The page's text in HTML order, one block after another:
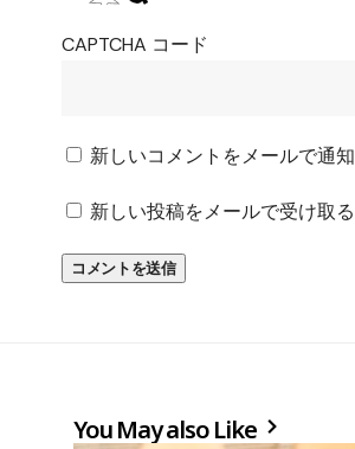
CAPTCHA コード
新しいコメントをメールで通知
新しい投稿をメールで受け取る
You May also Like